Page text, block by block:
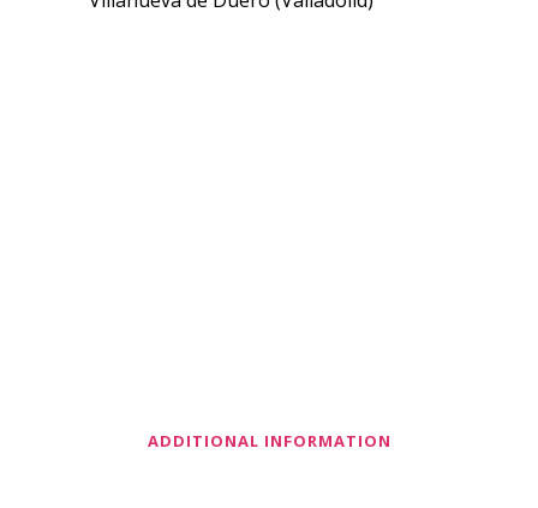
ADDITIONAL INFORMATION